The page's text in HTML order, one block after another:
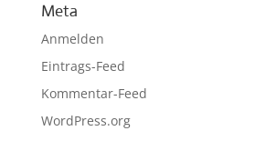
Meta
Anmelden
Eintrags-Feed
Kommentar-Feed
WordPress.org